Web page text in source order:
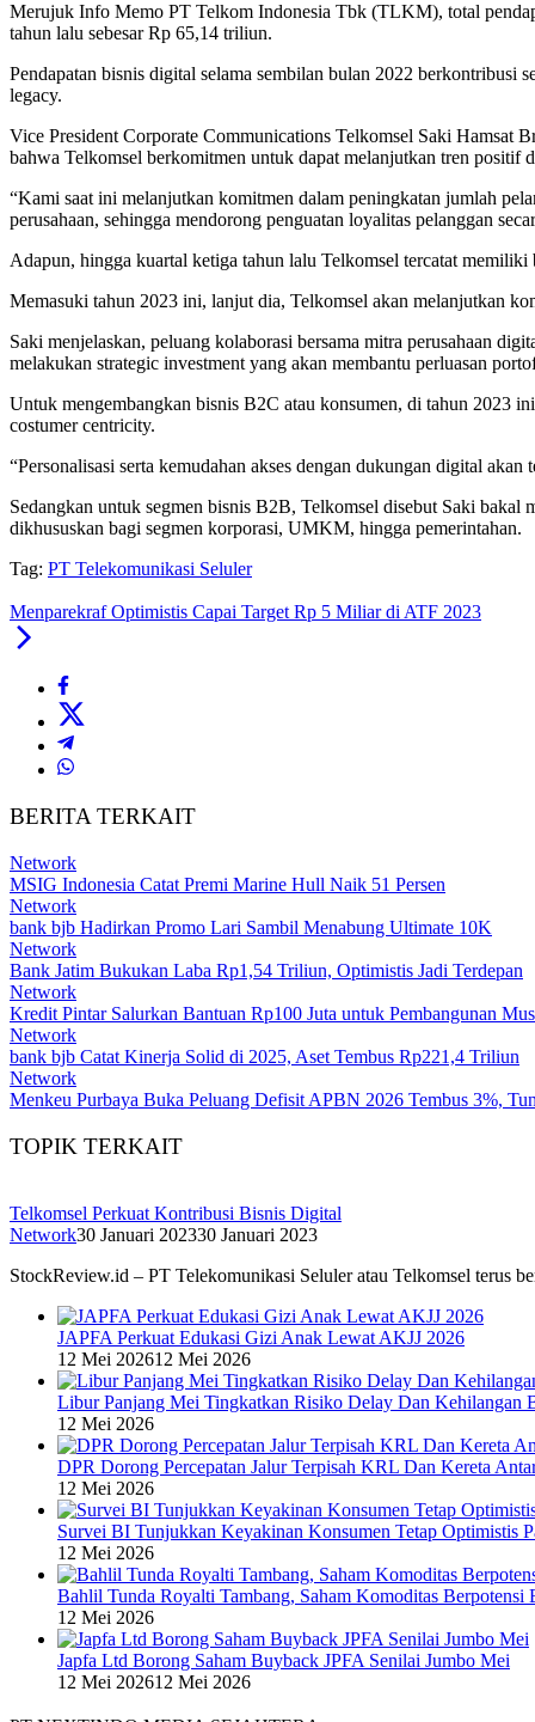
Merujuk Info Memo PT Telkom Indonesia Tbk (TLKM), total
tahun lalu sebesar Rp 65,14 triliun.
Pendapatan bisnis digital selama sembilan bulan 2022 berkontribusi
legacy.
Vice President Corporate Communications Telkomsel Saki Hamsat
bahwa Telkomsel berkomitmen untuk dapat melanjutkan tren positif
“Kami saat ini melanjutkan komitmen dalam peningkatan jumlah
perusahaan, sehingga mendorong penguatan loyalitas pelanggan
Adapun, hingga kuartal ketiga tahun lalu Telkomsel tercatat memiliki
Memasuki tahun 2023 ini, lanjut dia, Telkomsel akan melanjutkan
Saki menjelaskan, peluang kolaborasi bersama mitra perusahaan
melakukan strategic investment yang akan membantu perluasan
Untuk mengembangkan bisnis B2C atau konsumen, di tahun 2023
costumer centricity.
“Personalisasi serta kemudahan akses dengan dukungan digital
Sedangkan untuk segmen bisnis B2B, Telkomsel disebut Saki
dikhususkan bagi segmen korporasi, UMKM, hingga pemerintahan.
Tag: PT Telekomunikasi Seluler
Menparekraf Optimistis Capai Target Rp 5 Miliar di ATF 2023
BERITA TERKAIT
Network
MSIG Indonesia Catat Premi Marine Hull Naik 51 Persen
Network
bank bjb Hadirkan Promo Lari Sambil Menabung Ultimate 10K
Network
Bank Jatim Bukukan Laba Rp1,54 Triliun, Optimistis Jadi Terdepan
Network
Kredit Pintar Salurkan Bantuan Rp100 Juta untuk Pembangunan
Network
bank bjb Catat Kinerja Solid di 2025, Aset Tembus Rp221,4 Triliun
Network
Menkeu Purbaya Buka Peluang Defisit APBN 2026 Tembus 3%,
TOPIK TERKAIT
Telkomsel Perkuat Kontribusi Bisnis Digital
Network30 Januari 202330 Januari 2023
StockReview.id – PT Telekomunikasi Seluler atau Telkomsel terus
JAPFA Perkuat Edukasi Gizi Anak Lewat AKJJ 2026
12 Mei 202612 Mei 2026
Libur Panjang Mei Tingkatkan Risiko Delay Dan Kehilangan
12 Mei 2026
DPR Dorong Percepatan Jalur Terpisah KRL Dan Kereta
12 Mei 2026
Survei BI Tunjukkan Keyakinan Konsumen Tetap Optimistis
12 Mei 2026
Bahlil Tunda Royalti Tambang, Saham Komoditas Berpotensi
12 Mei 2026
Japfa Ltd Borong Saham Buyback JPFA Senilai Jumbo Mei
12 Mei 202612 Mei 2026